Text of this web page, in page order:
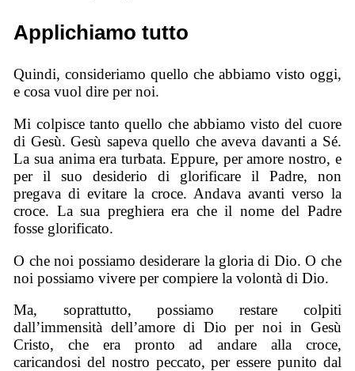
Applichiamo tutto
Quindi, consideriamo quello che abbiamo visto oggi,
e cosa vuol dire per noi.
Mi colpisce tanto quello che abbiamo visto del cuore
di Gesù. Gesù sapeva quello che aveva davanti a Sé.
La sua anima era turbata. Eppure, per amore nostro, e
per il suo desiderio di glorificare il Padre, non
pregava di evitare la croce. Andava avanti verso la
croce. La sua preghiera era che il nome del Padre
fosse glorificato.
O che noi possiamo desiderare la gloria di Dio. O che
noi possiamo vivere per compiere la volontà di Dio.
Ma, soprattutto, possiamo restare colpiti
dall’immensità dell’amore di Dio per noi in Gesù
Cristo, che era pronto ad andare alla croce,
caricandosi del nostro peccato, per essere punito dal